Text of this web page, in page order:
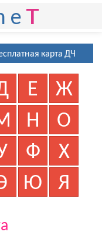
T
карта ДЧ
Е
Ж
Н
О
Ф
Х
Ю Я